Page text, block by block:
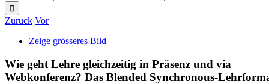
Zurück Vor
Zeige grösseres Bild
Wie geht Lehre gleichzeitig in Präsenz und via
Webkonferenz? Das Blended Synchronous-